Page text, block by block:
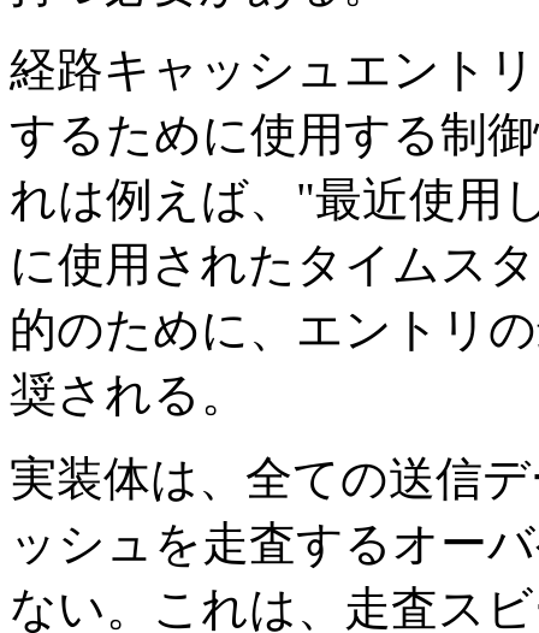
経路キャッシュエント
するために使用する制
れは例えば、"最近使用
に使用されたタイムス
的のために、エントリ
奨される。
実装体は、全ての送信
ッシュを走査するオー
ない。これは、走査ス